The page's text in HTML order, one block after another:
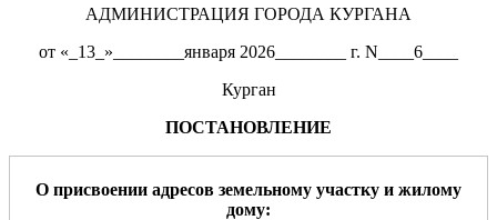
АДМИНИСТРАЦИЯ ГОРОДА КУРГАНА
от «_13_»________января 2026________ г. N____6____
Курган
ПОСТАНОВЛЕНИЕ
О присвоении адресов земельному участку и жилому
дому: